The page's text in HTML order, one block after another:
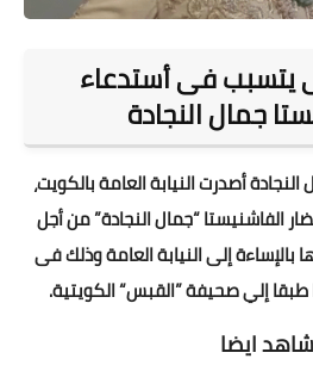
وظائف خالية
عروضفى أستدعاء
جمال النجادة
أصدرت النيابة العامة بالكويت،
الفاشنيستا “جمال النجادة” من أجل
إلى النيابة العامة وذلك فى
إلي صحيفة ”القبس“ الكويتية.
شاهد ايضا